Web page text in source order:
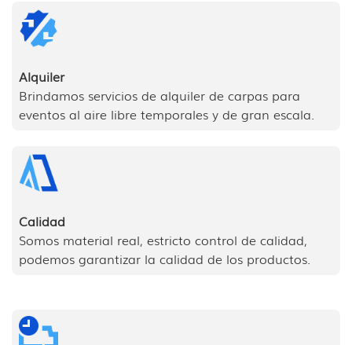
Alquiler
Brindamos servicios de alquiler de carpas para
eventos al aire libre temporales y de gran escala.
Calidad
Somos material real, estricto control de calidad,
podemos garantizar la calidad de los productos.